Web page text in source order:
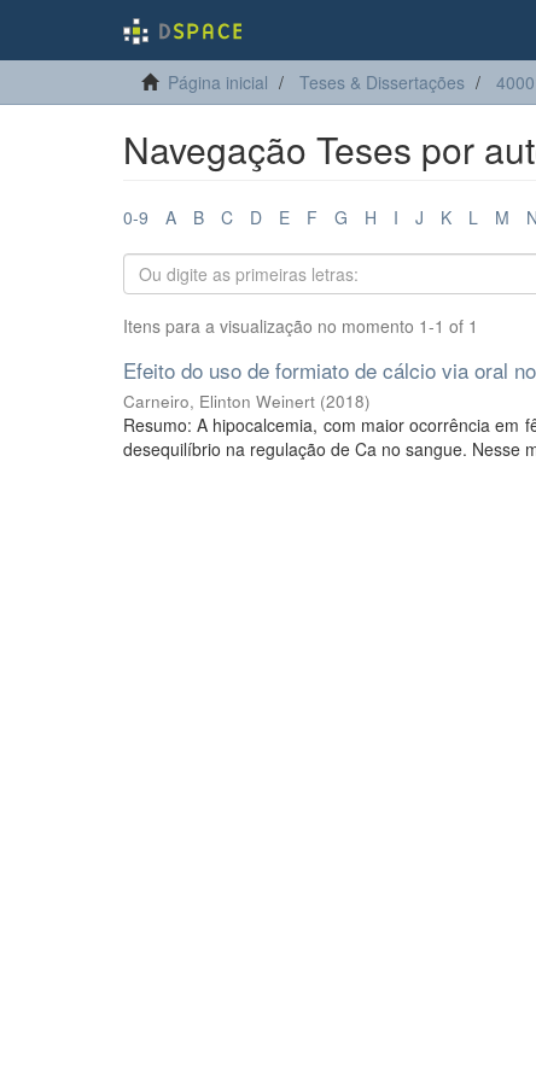
Página inicial Teses & Dissertações
Navegação Teses por
0-9 A B C D E F G H I J K L M N
Itens para a visualização no momento 1-1 of 1
Efeito do uso de formiato de cálcio via oral
Carneiro, Elinton Weinert (2018)
Resumo: A hipocalcemia, com maior ocorrência em
desequilíbrio na regulação de Ca no sangue. Nesse